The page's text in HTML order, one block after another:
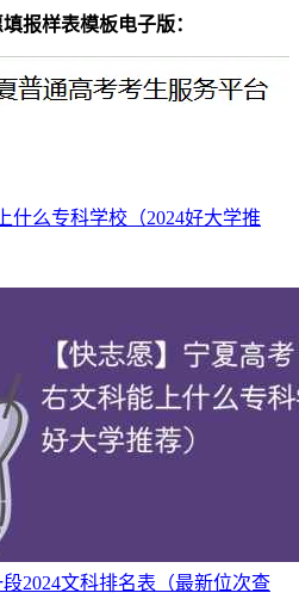
报样表模板电子版：
什么专科学校（2024好大学推
2024文科排名表（最新位次查